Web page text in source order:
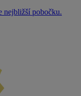
nejbližší pobočku.